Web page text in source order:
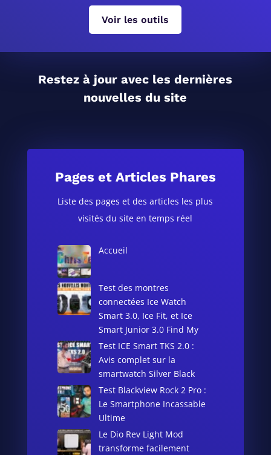
Voir les outils
Restez à jour avec les dernières
nouvelles du site
Pages et Articles Phares
Liste des pages et des articles les plus
visités du site en temps réel
Accueil
Test des montres
connectées Ice Watch
Smart 3.0, Ice Fit, et Ice
Smart Junior 3.0 Find My
Test ICE Smart TKS 2.0 :
Avis complet sur la
smartwatch Silver Black
Test Blackview Rock 2 Pro :
Le Smartphone Incassable
Ultime
Le Dio Rev Light Mod
transforme facilement